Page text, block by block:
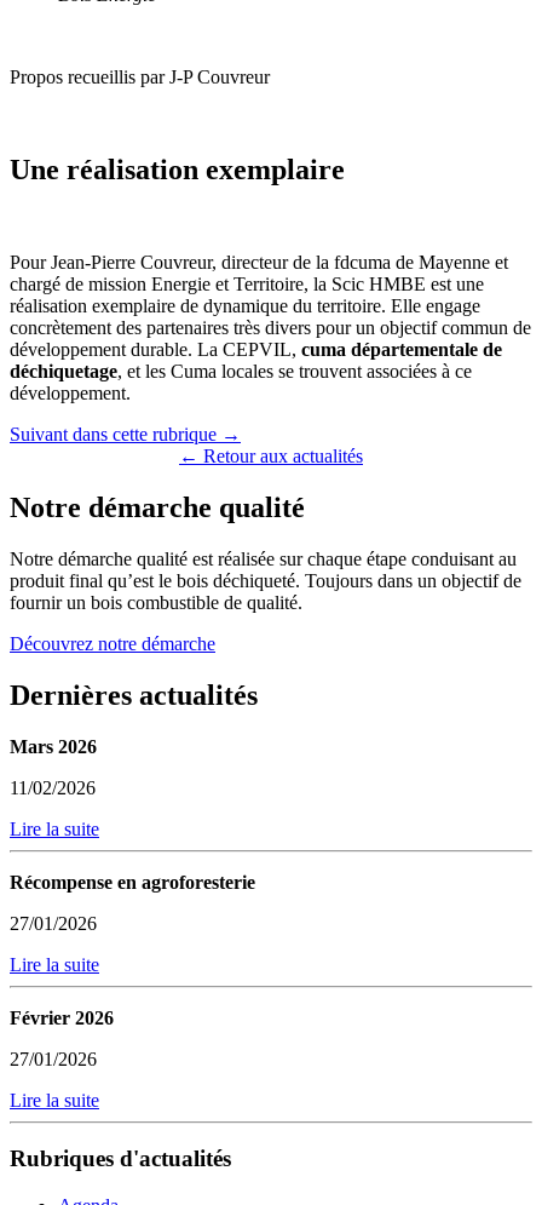
Propos recueillis par J-P Couvreur
Une réalisation exemplaire
Pour Jean-Pierre Couvreur, directeur de la fdcuma de Mayenne et
chargé de mission Energie et Territoire, la Scic HMBE est une
réalisation exemplaire de dynamique du territoire. Elle engage
concrètement des partenaires très divers pour un objectif commun de
développement durable. La CEPVIL, cuma départementale de
déchiquetage, et les Cuma locales se trouvent associées à ce
développement.
Suivant dans cette rubrique →
← Retour aux actualités
Notre démarche qualité
Notre démarche qualité est réalisée sur chaque étape conduisant au
produit final qu’est le bois déchiqueté. Toujours dans un objectif de
fournir un bois combustible de qualité.
Découvrez notre démarche
Dernières actualités
Mars 2026
11/02/2026
Lire la suite
Récompense en agroforesterie
27/01/2026
Lire la suite
Février 2026
27/01/2026
Lire la suite
Rubriques d'actualités